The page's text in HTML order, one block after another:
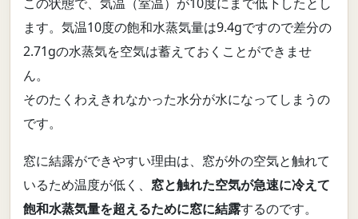
ます。気温10度の飽和水蒸気量は9.4gですので差分の
2.71gの水蒸気を空気は蓄えておくことができませ
ん。
そのたくわえきれなかった水分が水になってしまうの
です。
窓に結露ができやすい理由は、窓が外の空気と触れて
いるため温度が低く、 窓と触れた空気が急速に冷えて
飽和水蒸気量を超えるために窓に結露するのです。